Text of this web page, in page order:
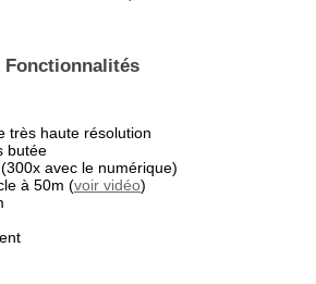
Fonctionnalités
très haute résolution
butée
avec le numérique)
à 50m (voir vidéo)